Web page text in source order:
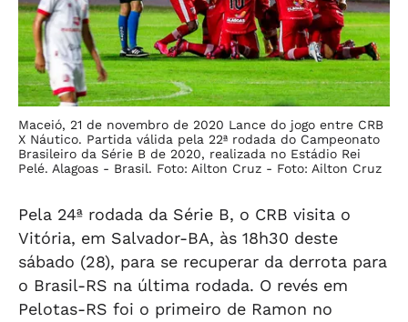
Maceió, 21 de novembro de 2020 Lance do jogo entre CRB
X Náutico. Partida válida pela 22ª rodada do Campeonato
Brasileiro da Série B de 2020, realizada no Estádio Rei
Pelé. Alagoas - Brasil. Foto: Ailton Cruz - Foto: Ailton Cruz
Pela 24ª rodada da Série B, o CRB visita o
Vitória, em Salvador-BA, às 18h30 deste
sábado (28), para se recuperar da derrota para
o Brasil-RS na última rodada. O revés em
Pelotas-RS foi o primeiro de Ramon no